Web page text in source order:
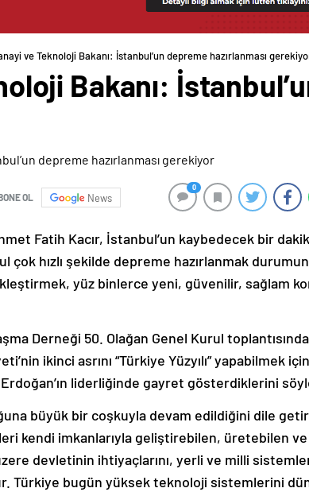
ve Teknoloji Bakanı: İstanbul’un depreme hazırlanması
Bakanı:
OL News
0
Fatih Kacır, İstanbul’un kaybedecek bir
çok hızlı şekilde depreme hazırlanmak
yüz binlerce yeni, güvenilir, sağlam
Derneği 50. Olağan Genel Kurul toplantısında
ikinci asrını “Türkiye Yüzyılı” yapabilmek için
liderliğinde gayret gösterdiklerini
büyük bir coşkuyla devam edildiğini dile
kendi imkanlarıyla geliştirebilen, üretebilen
devletinin ihtiyaçlarını, yerli ve milli
Türkiye bugün yüksek teknoloji sistemlerini